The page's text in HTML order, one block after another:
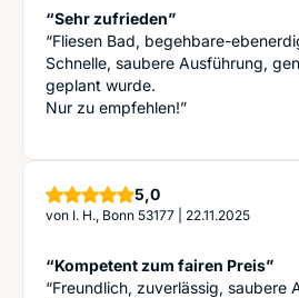
“Sehr zufrieden”
“Fliesen Bad, begehbare-
Schnelle, saubere Ausführung,
geplant wurde.
Nur zu empfehlen!”
5,0Sterne
von I. H., Bonn 53177 22.11.2025
“Kompetent zum fairen Preis”
“Freundlich, zuverlässig, saubere